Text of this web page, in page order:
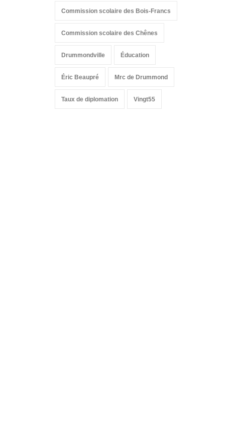
Commission scolaire des Bois-Francs
Commission scolaire des Chênes
Drummondville Éducation
Éric Beaupré Mrc de Drummond
Taux de diplomation Vingt55